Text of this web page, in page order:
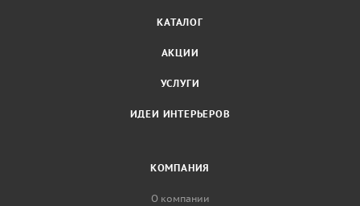
КАТАЛОГ
АКЦИИ
УСЛУГИ
ИДЕИ ИНТЕРЬЕРОВ
КОМПАНИЯ
О компании